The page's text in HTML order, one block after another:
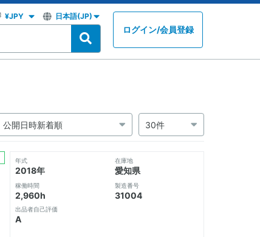
ログイン/会員登録
年式
2018年
稼働時間
2,960h
出品者自己評価
A
在庫地
愛知県
製造番号
31004